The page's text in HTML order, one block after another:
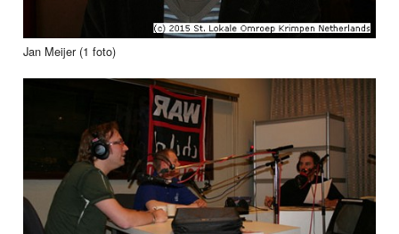
Jan Meijer (1 foto)